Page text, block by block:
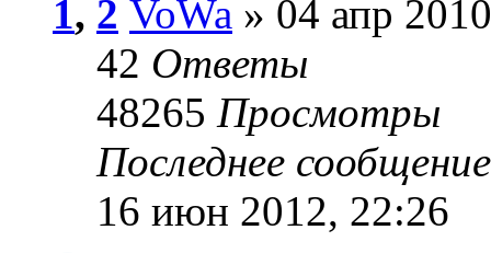
1, 2 VoWa » 04 апр
42 Ответы
48265 Просмотры
Последнее
16 июн 2012, 22:26